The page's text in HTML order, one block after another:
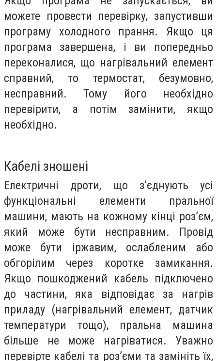
можете провести перевірку, запустивши
програму холодного прання. Якщо ця
програма завершена, і ви попередньо
переконалися, що нагрівальний елемент
справний, то термостат, безумовно,
несправний. Тому його необхідно
перевірити, а потім замінити, якщо
необхідно.
Кабелі зношені
Електричні дроти, що з’єднують усі
функціональні елементи пральної
машини, мають на кожному кінці роз’єм,
який може бути несправним. Провід
може бути іржавим, ослабленим або
обгорілим через коротке замикання.
Якщо пошкоджений кабель підключено
до частини, яка відповідає за нагрів
приладу (нагрівальний елемент, датчик
температури тощо), пральна машина
більше не може нагріватися. Уважно
перевірте кабелі та роз’єми та замініть їх,